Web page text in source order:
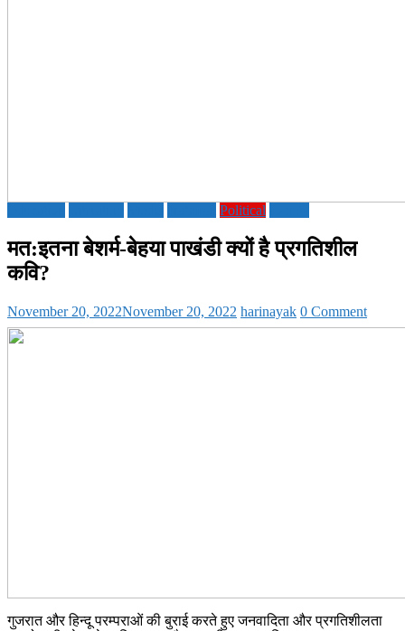
Political
मत:इतना बेशर्म-बेहया पाखंडी क्यों है प्रगतिशील
कवि?
November 20, 2022November 20, 2022 harinayak 0 Comment
गुजरात और हिन्दू परम्पराओं की बुराई करते हुए जनवादिता और प्रगतिशीलता